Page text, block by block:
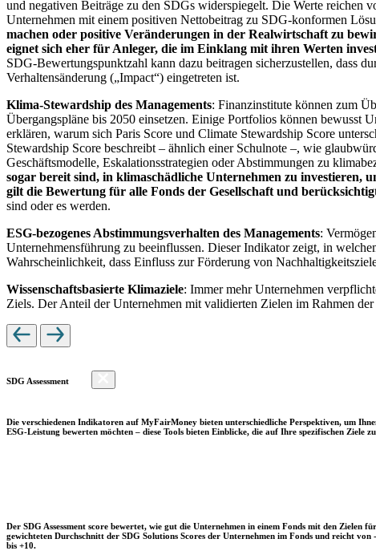
und negativen Beiträge zu den SDGs widerspiegelt. Die Werte
Unternehmen mit einem positiven Nettobeitrag zu SDG-konformen
machen oder positive Veränderungen in der Realwirtschaft zu
eignet sich eher für Anleger, die im Einklang mit ihren Werten
SDG-Bewertungspunktzahl kann dazu beitragen sicherzustellen, dass
Verhaltensänderung („Impact“) eingetreten ist.
Klima-Stewardship des Managements: Finanzinstitute können zum
Übergangspläne bis 2050 einsetzen. Einige Portfolios können bewusst
erklären, warum sich Paris Score und Climate Stewardship Score
Stewardship Score beschreibt – ähnlich einer Schulnote –, wie
Geschäftsmodelle, Eskalationsstrategien oder Abstimmungen zu
sogar bereit sind, in klimaschädliche Unternehmen zu investieren,
gilt die Bewertung für alle Fonds der Gesellschaft und
sind oder es werden.
ESG-bezogenes Abstimmungsverhalten des Managements:
Unternehmensführung zu beeinflussen. Dieser Indikator zeigt, in
Wahrscheinlichkeit, dass Einfluss zur Förderung von
Wissenschaftsbasierte Klimaziele: Immer mehr Unternehmen
Ziels. Der Anteil der Unternehmen mit validierten Zielen im Rahmen
SDG Assessment
Die verschiedenen Indikatoren auf MyFairMoney bieten unterschiedliche Perspektiven, um
ESG-Leistung bewerten möchten – diese Tools bieten Einblicke, die auf Ihre spezifischen
Der SDG Assessment score bewertet, wie gut die Unternehmen in einem Fonds mit den
gewichteten Durchschnitt der SDG Solutions Scores der Unternehmen im Fonds und reicht
bis +10.